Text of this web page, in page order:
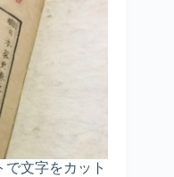
文字をカット